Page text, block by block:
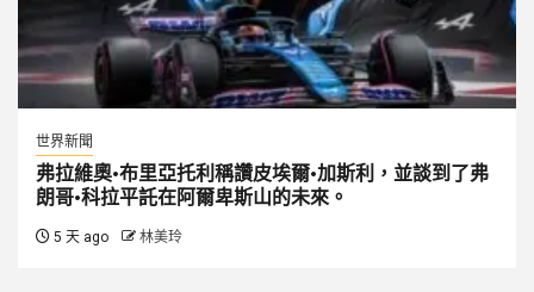
世界新聞
弗拉維奧·布里亞托利稱讚皮埃爾·加斯利，並談到了弗
朗哥·科拉平託在阿爾卑斯山的未來。
5 天 ago 林美玲